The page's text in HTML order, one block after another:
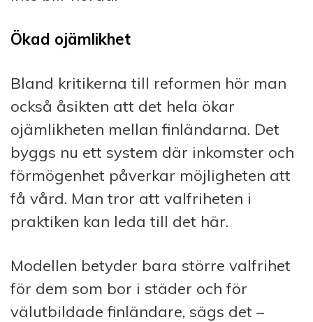
Ökad ojämlikhet
Bland kritikerna till reformen hör man
också åsikten att det hela ökar
ojämlikheten mellan finländarna. Det
byggs nu ett system där inkomster och
förmögenhet påverkar möjligheten att
få vård. Man tror att valfriheten i
praktiken kan leda till det här.
Modellen betyder bara större valfrihet
för dem som bor i städer och för
välutbildade finländare, sägs det –